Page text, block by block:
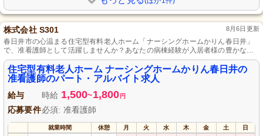
株式会社 S301 8月6日更新
春日井市の心温まる住宅型有料老人ホーム「ナーシングホームかりん春日井」
で、准看護師として活躍しませんか？あなたの病棟経験が入居者様の豊かな生
活を支えます。「家族のような温もり」を大切にし、「安心」と「安全」を提
供する施設で、健康管理とその人らしい生活をサポートしてください。柔軟な
シフト制で、家庭との両立やプライベートな時間も大切にできる環境をご用意
しています。あなたのスキルを活かし、地域の方々を支えるやりがいのある仕
事です。
住宅型有料老人ホーム ナーシングホームかりん春日井の
准看護師のパート・アルバイト求人
給与 時給 1,500~1,800 円
応募要件必須: 准看護師
就業時間 休憩 月 火 水 木 金 土 日